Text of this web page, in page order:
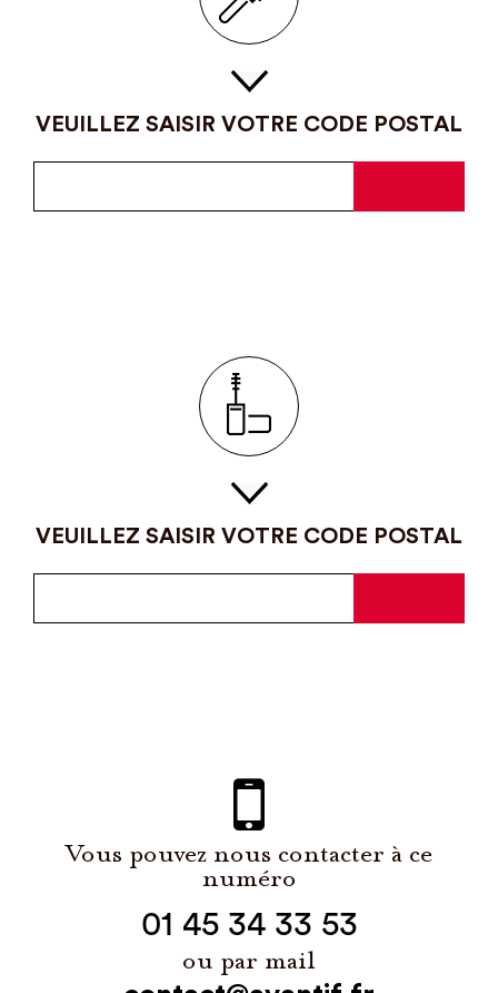
VEUILLEZ SAISIR VOTRE CODE POSTAL
VEUILLEZ SAISIR VOTRE CODE POSTAL
Vous pouvez nous contacter à ce
numéro
01 45 34 33 53
ou par mail